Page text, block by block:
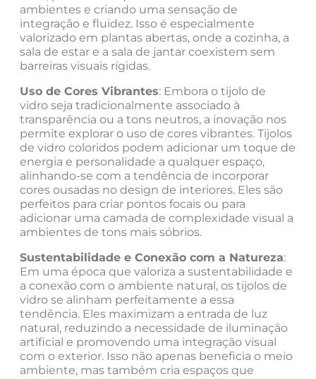
ambientes e criando uma sensação de
integração e fluidez. Isso é especialmente
valorizado em plantas abertas, onde a cozinha, a
sala de estar e a sala de jantar coexistem sem
barreiras visuais rígidas.
Uso de Cores Vibrantes: Embora o tijolo de
vidro seja tradicionalmente associado à
transparência ou a tons neutros, a inovação nos
permite explorar o uso de cores vibrantes. Tijolos
de vidro coloridos podem adicionar um toque de
energia e personalidade a qualquer espaço,
alinhando-se com a tendência de incorporar
cores ousadas no design de interiores. Eles são
perfeitos para criar pontos focais ou para
adicionar uma camada de complexidade visual a
ambientes de tons mais sóbrios.
Sustentabilidade e Conexão com a Natureza:
Em uma época que valoriza a sustentabilidade e
a conexão com o ambiente natural, os tijolos de
vidro se alinham perfeitamente a essa
tendência. Eles maximizam a entrada de luz
natural, reduzindo a necessidade de iluminação
artificial e promovendo uma integração visual
com o exterior. Isso não apenas beneficia o meio
ambiente, mas também cria espaços que